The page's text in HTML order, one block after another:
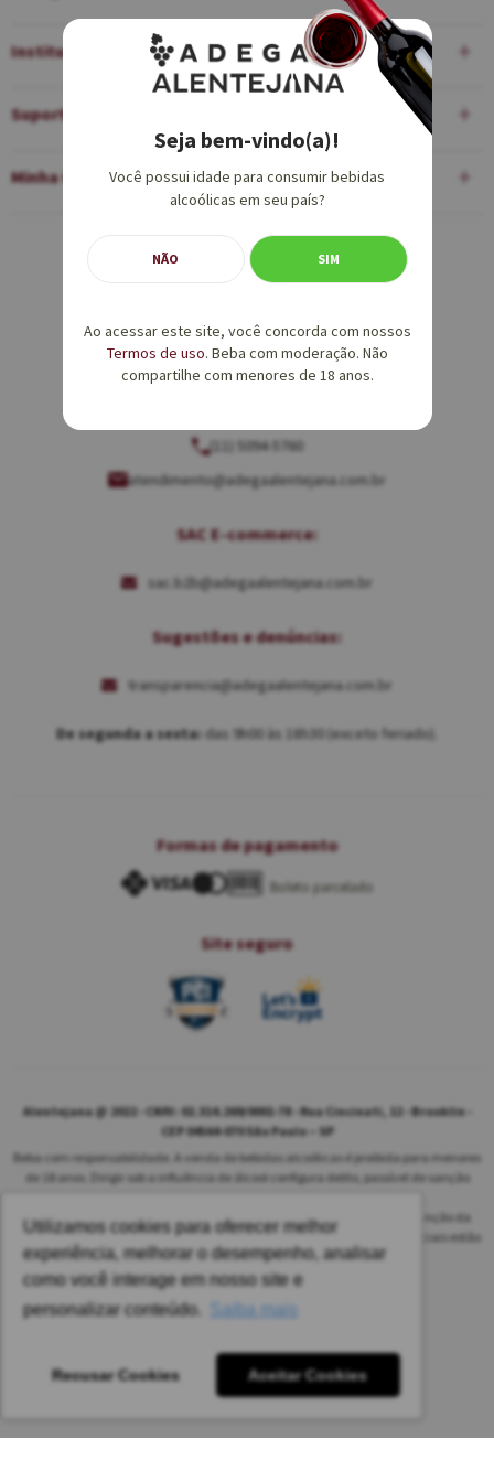
Utilizamos cookies para oferecer melhor
experiência, melhorar o desempenho, analisar
como você interage em nosso site e
personalizar conteúdo.
Saiba mais
Recusar Cookies Aceitar Cookies
Institucional
Suporte
Minha Conta
Equipe de Vendas:
vendas@adegaalentejana.com.br
(11) 5094-5760
atendimento@adegaalentejana.com.br
SAC E-commerce:
sac.b2b@adegaalentejana.com.br
Sugestões e denúncias:
transparencia@adegaalentejana.com.br
De segunda a sexta: das 9h00 às 18h30 (exceto feriado).
Formas de pagamento
Boleto parcelado
Site seguro
Alentejana @ 2022 - CNPJ: 02.314.269/0001-78 - Rua Cincinati, 12 - Brooklin -
CEP 04564-070 São Paulo – SP
Beba com responsabilidade. A venda de bebidas alcoólicas é proibida para menores
de 18 anos. Dirigir sob a influência de álcool configura delito, passível de sanção
As safras dos vinhos poderão ser diferentes das informadas no site em função da
disponibilidade do nosso estoque. Alteração de preços e condições comerciais estão
sujeitas a alteração sem aviso prévio.
Pedido mínimo: R$ 1.650,00 para todas as regiões.
Imagens meramente ilustrativas.
Seja bem-vindo(a)!
Você possui idade para consumir bebidas
alcoólicas em seu país?
NÃO SIM
Ao acessar este site, você concorda com nossos
Termos de uso. Beba com moderação. Não
compartilhe com menores de 18 anos.